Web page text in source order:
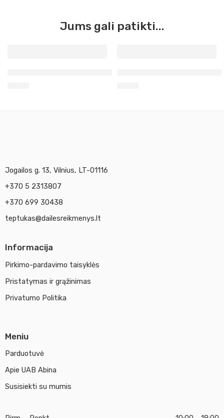
Jums gali patikti...
Jogailos g. 13, Vilnius, LT-01116
+370 5 2313807
+370 699 30438
teptukas@dailesreikmenys.lt
Informacija
Pirkimo-pardavimo taisyklės
Pristatymas ir grąžinimas
Privatumo Politika
Meniu
Parduotuvė
Apie UAB Abina
Susisiekti su mumis